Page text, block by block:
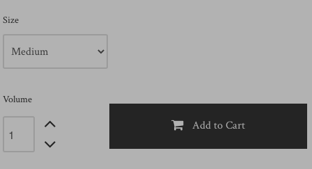
Size
Volume
Add to Cart